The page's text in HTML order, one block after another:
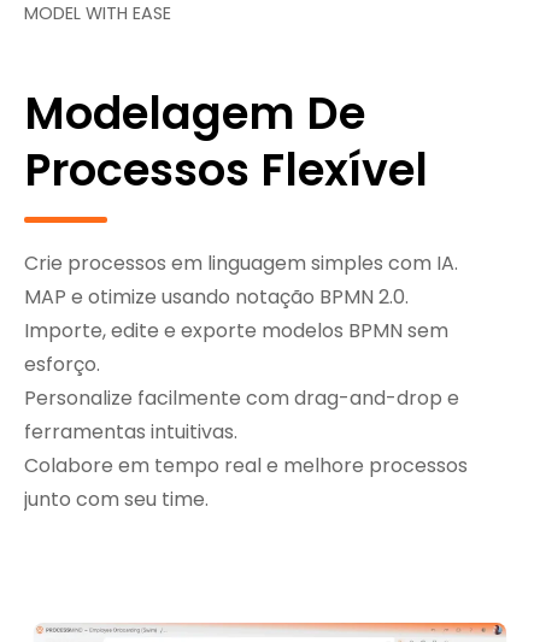
MODEL WITH EASE
Modelagem De
Processos Flexível
Crie processos em linguagem simples com IA.
MAP e otimize usando notação BPMN 2.0.
Importe, edite e exporte modelos BPMN sem
esforço.
Personalize facilmente com drag-and-drop e
ferramentas intuitivas.
Colabore em tempo real e melhore processos
junto com seu time.